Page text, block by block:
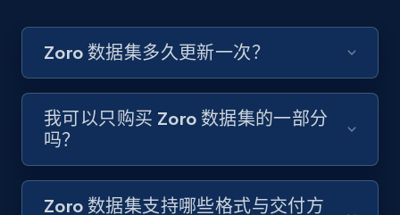
Zoro 数据集多久更新一次？
我可以只购买 Zoro 数据集的一部分
吗？
Zoro 数据集支持哪些格式与交付方